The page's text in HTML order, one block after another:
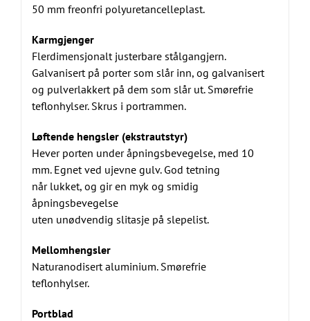
50 mm freonfri polyuretancelleplast.
Karmgjenger
Flerdimensjonalt justerbare stålgangjern.
Galvanisert på porter som slår inn, og galvanisert
og pulverlakkert på dem som slår ut. Smørefrie
teflonhylser. Skrus i portrammen.
Løftende hengsler (ekstrautstyr)
Hever porten under åpningsbevegelse, med 10
mm. Egnet ved ujevne gulv. God tetning
når lukket, og gir en myk og smidig
åpningsbevegelse
uten unødvendig slitasje på slepelist.
Mellomhengsler
Naturanodisert aluminium. Smørefrie
teflonhylser.
Portblad